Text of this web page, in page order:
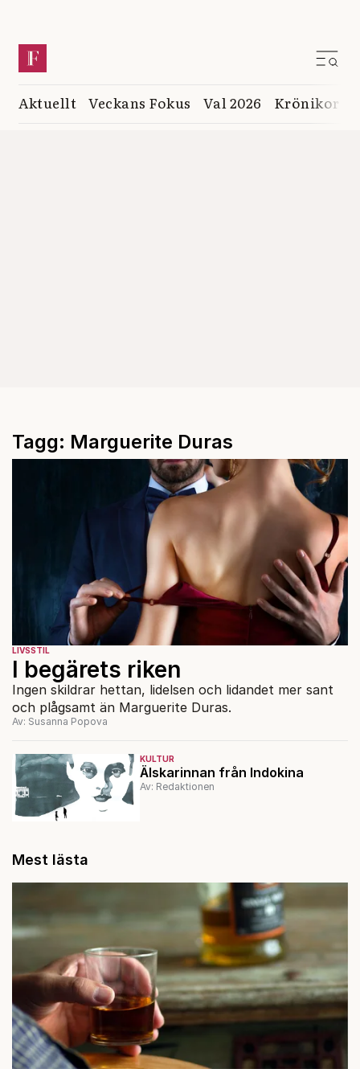
Aktuellt Veckans Fokus Val 2026 Krönikor
Tagg: Marguerite Duras
KULTUR
Älskarinnan från Indokina
Av: Redaktionen
LIVSSTIL
I begärets riken
Ingen skildrar hettan, lidelsen och lidandet mer sant
och plågsamt än Marguerite Duras.
Av: Susanna Popova
Mest lästa